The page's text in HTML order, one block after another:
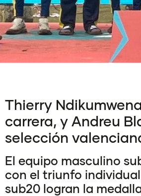
Thierry
carrera, y Andreu
selección
El equipo masculino
con el triunfo
sub20 logran la